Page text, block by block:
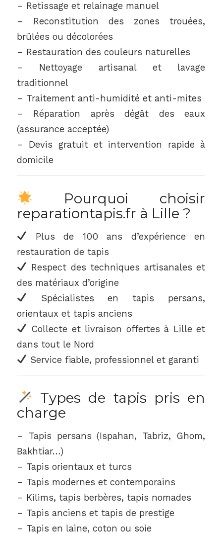
– Retissage et relainage manuel
– Reconstitution des zones trouées,
brûlées ou décolorées
– Restauration des couleurs naturelles
– Nettoyage artisanal et lavage
traditionnel
– Traitement anti-humidité et anti-mites
– Réparation après dégât des eaux
(assurance acceptée)
– Devis gratuit et intervention rapide à
domicile
Pourquoi choisir
reparationtapis.fr à Lille ?
Plus de 100 ans d’expérience en
restauration de tapis
Respect des techniques artisanales et
des matériaux d’origine
Spécialistes en tapis persans,
orientaux et tapis anciens
Collecte et livraison offertes à Lille et
dans tout le Nord
Service fiable, professionnel et garanti
Types de tapis pris en
charge
– Tapis persans (Ispahan, Tabriz, Ghom,
Bakhtiar…)
– Tapis orientaux et turcs
– Tapis modernes et contemporains
– Kilims, tapis berbères, tapis nomades
– Tapis anciens et tapis de prestige
– Tapis en laine, coton ou soie